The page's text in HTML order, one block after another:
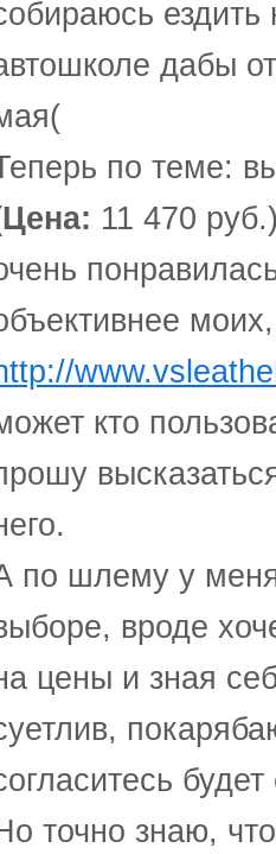
ездить
дабы
по теме:
11 470
кто
по шлему у меня
вроде
цены и зная
точно знаю,